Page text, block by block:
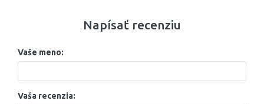
Napísať recenziu
Vaše meno:
Vaša recenzia: